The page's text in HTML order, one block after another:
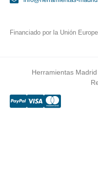
Financiado por la Unión
Herramientas